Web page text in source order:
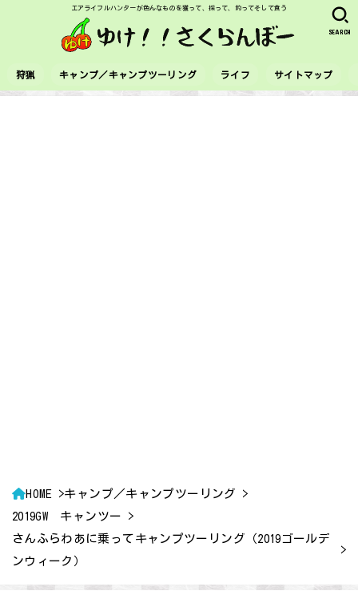
エアライフルハンターが色んなものを獲って、採って、釣ってそして食う
狩猟 キャンプ／キャンプツーリング ライフ サイトマップ
SEARCH
HOME
キャンプ／キャンプツーリング
2019GW キャンツー
さんふらわあに乗ってキャンプツーリング（2019ゴールデ
ンウィーク）